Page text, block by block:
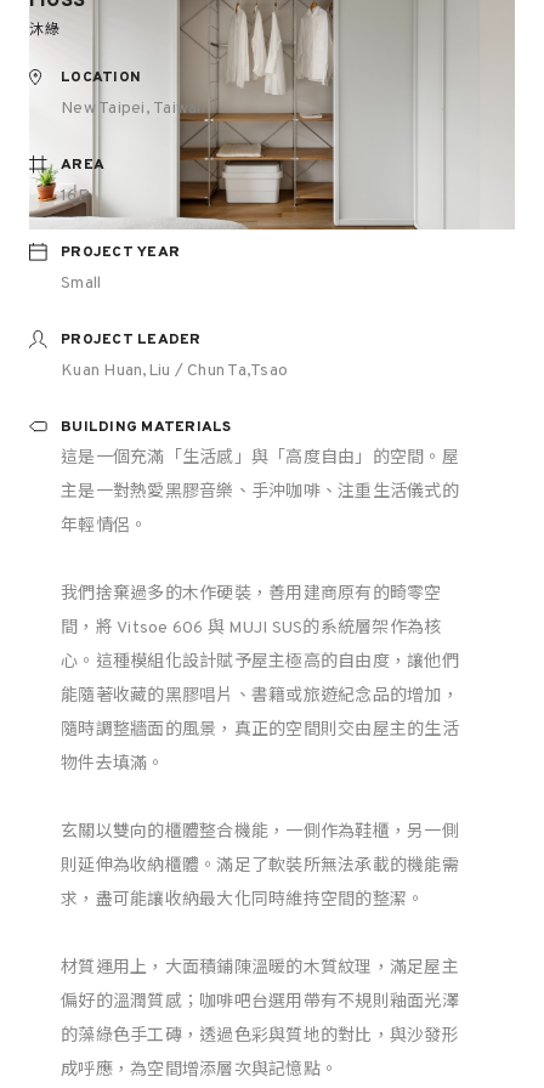
沐綠
LOCATION
New Taipei, Taiwan
AREA
16P
PROJECT YEAR
Small
PROJECT LEADER
Kuan Huan,Liu / Chun Ta,Tsao
BUILDING MATERIALS
這是一個充滿「生活感」與「高度自由」的空間。屋
主是一對熱愛黑膠音樂、手沖咖啡、注重生活儀式的
年輕情侶。
我們捨棄過多的木作硬裝，善用建商原有的畸零空
間，將 Vitsoe 606 與 MUJI SUS的系統層架作為核
心。這種模組化設計賦予屋主極高的自由度，讓他們
能隨著收藏的黑膠唱片、書籍或旅遊紀念品的增加，
隨時調整牆面的風景，真正的空間則交由屋主的生活
物件去填滿。
玄關以雙向的櫃體整合機能，一側作為鞋櫃，另一側
則延伸為收納櫃體。滿足了軟裝所無法承載的機能需
求，盡可能讓收納最大化同時維持空間的整潔。
材質運用上，大面積鋪陳溫暖的木質紋理，滿足屋主
偏好的溫潤質感；咖啡吧台選用帶有不規則釉面光澤
的藻綠色手工磚，透過色彩與質地的對比，與沙發形
成呼應，為空間增添層次與記憶點。